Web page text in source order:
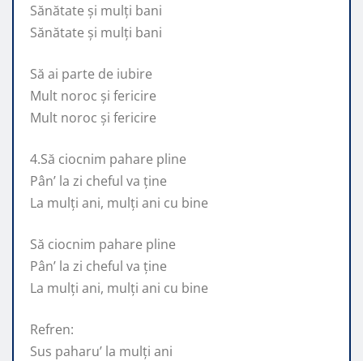
Sănătate și mulți bani
Sănătate și mulți bani
Să ai parte de iubire
Mult noroc și fericire
Mult noroc și fericire
4.Să ciocnim pahare pline
Pân’ la zi cheful va ține
La mulți ani, mulți ani cu bine
Să ciocnim pahare pline
Pân’ la zi cheful va ține
La mulți ani, mulți ani cu bine
Refren:
Sus paharu’ la mulți ani